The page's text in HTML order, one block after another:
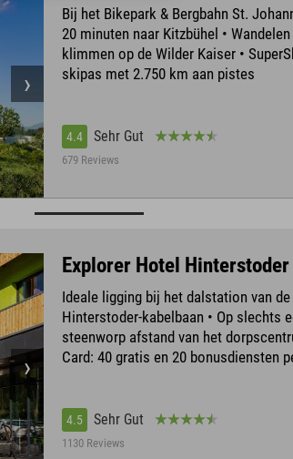
Bij het Bikepark & Bergbahn St.
20 minuten naar Kitzbühel • Wandelen
klimmen op de Wilder Kaiser •
skipas met 2.750 km aan pistes
4.4 Sehr Gut
679 Reviews
Explorer Hotel Hinterstoder
Ideale ligging bij het dalstation van de
Hinterstoder-kabelbaan • Op slechts
steenworp afstand van het
Card: 40 gratis en 20 bonusdiensten
4.5 Sehr Gut
1130 Reviews